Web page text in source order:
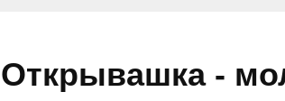
Открывашка -